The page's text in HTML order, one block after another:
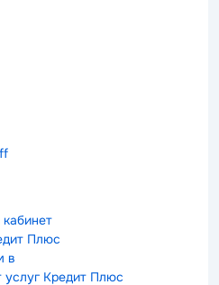
Плюс
в
услуг Кредит Плюс